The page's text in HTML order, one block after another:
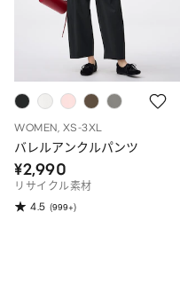
WOMEN, XS-3XL
バレルアンクルパンツ
¥2,990
リサイクル素材
4.5 (999+)